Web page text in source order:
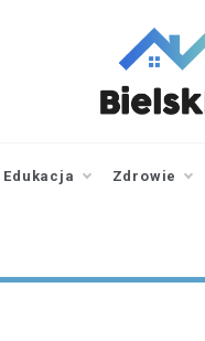
Bielska
Zdrowie